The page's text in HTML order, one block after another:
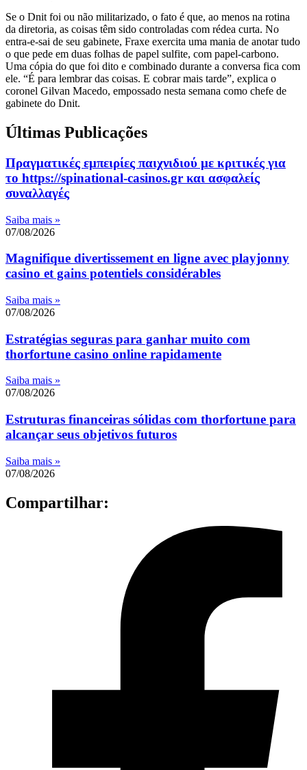
Se o Dnit foi ou não militarizado, o fato é que, ao menos na rotina
da diretoria, as coisas têm sido controladas com rédea curta. No
entra-e-sai de seu gabinete, Fraxe exercita uma mania de anotar tudo
o que pede em duas folhas de papel sulfite, com papel-carbono.
Uma cópia do que foi dito e combinado durante a conversa fica com
ele. “É para lembrar das coisas. E cobrar mais tarde”, explica o
coronel Gilvan Macedo, empossado nesta semana como chefe de
gabinete do Dnit.
Últimas Publicações
Πραγματικές εμπειρίες παιχνιδιού με κριτικές για
το https://spinational-casinos.gr και ασφαλείς
συναλλαγές
Saiba mais »
07/08/2026
Magnifique divertissement en ligne avec playjonny
casino et gains potentiels considérables
Saiba mais »
07/08/2026
Estratégias seguras para ganhar muito com
thorfortune casino online rapidamente
Saiba mais »
07/08/2026
Estruturas financeiras sólidas com thorfortune para
alcançar seus objetivos futuros
Saiba mais »
07/08/2026
Compartilhar: